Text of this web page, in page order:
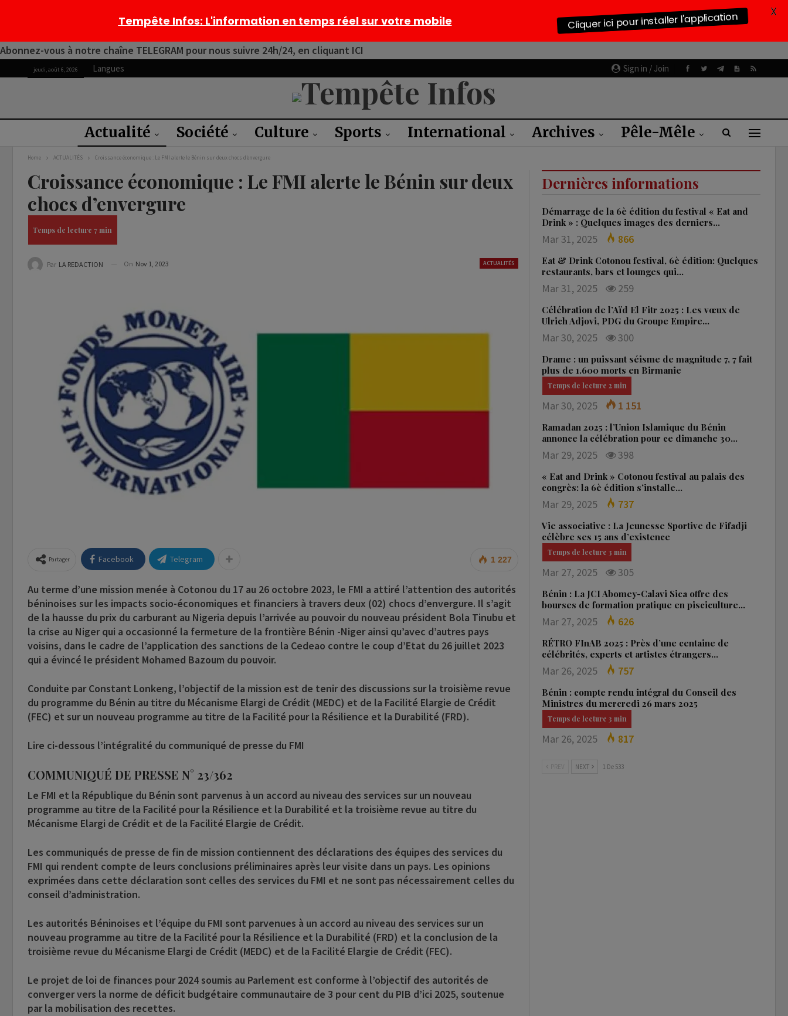
Abonnez-vous à notre chaîne TELEGRAM pour nous suivre 24h/24, en cliquant ICI
Sign in / Join
jeudi, août 6, 2026 Langues
Actualité Société Culture Sports International Archives Pêle-Mêle
Home ACTUALITÉS Croissance économique : Le FMI alerte le Bénin sur deux chocs d’envergure
Croissance économique : Le FMI alerte le Bénin sur deux
chocs d’envergure
ACTUALITÉS
Par LA REDACTION On Nov 1, 2023
1 227
Partager Facebook Telegram
Au terme d’une mission menée à Cotonou du 17 au 26 octobre 2023, le FMI a attiré l’attention des autorités
béninoises sur les impacts socio-économiques et financiers à travers deux (02) chocs d’envergure. Il s’agit
de la hausse du prix du carburant au Nigeria depuis l’arrivée au pouvoir du nouveau président Bola Tinubu et
la crise au Niger qui a occasionné la fermeture de la frontière Bénin -Niger ainsi qu’avec d’autres pays
voisins, dans le cadre de l’application des sanctions de la Cedeao contre le coup d’Etat du 26 juillet 2023
qui a évincé le président Mohamed Bazoum du pouvoir.
Conduite par Constant Lonkeng, l’objectif de la mission est de tenir des discussions sur la troisième revue
du programme du Bénin au titre du Mécanisme Elargi de Crédit (MEDC) et de la Facilité Elargie de Crédit
(FEC) et sur un nouveau programme au titre de la Facilité pour la Résilience et la Durabilité (FRD).
Lire ci-dessous l’intégralité du communiqué de presse du FMI
COMMUNIQUÉ DE PRESSE N° 23/362
Le FMI et la République du Bénin sont parvenus à un accord au niveau des services sur un nouveau
programme au titre de la Facilité pour la Résilience et la Durabilité et la troisième revue au titre du
Mécanisme Elargi de Crédit et de la Facilité Elargie de Crédit.
Les communiqués de presse de fin de mission contiennent des déclarations des équipes des services du
FMI qui rendent compte de leurs conclusions préliminaires après leur visite dans un pays. Les opinions
exprimées dans cette déclaration sont celles des services du FMI et ne sont pas nécessairement celles du
conseil d’administration.
Les autorités Béninoises et l’équipe du FMI sont parvenues à un accord au niveau des services sur un
nouveau programme au titre de la Facilité pour la Résilience et la Durabilité (FRD) et la conclusion de la
troisième revue du Mécanisme Elargi de Crédit (MEDC) et de la Facilité Elargie de Crédit (FEC).
Le projet de loi de finances pour 2024 soumis au Parlement est conforme à l’objectif des autorités de
converger vers la norme de déficit budgétaire communautaire de 3 pour cent du PIB d’ici 2025, soutenue
par la mobilisation des recettes.
Dernières informations
Démarrage de la 6è édition du festival « Eat and
Drink » : Quelques images des derniers…
Mar 31, 2025 866
Eat & Drink Cotonou festival, 6è édition: Quelques
restaurants, bars et lounges qui…
Mar 31, 2025 259
Célébration de l’Aïd El Fitr 2025 : Les vœux de
Ulrich Adjovi, PDG du Groupe Empire…
Mar 30, 2025 300
Drame : un puissant séisme de magnitude 7, 7 fait
plus de 1.600 morts en Birmanie
Mar 30, 2025 1 151
Ramadan 2025 : l’Union Islamique du Bénin
annonce la célébration pour ce dimanche 30…
Mar 29, 2025 398
« Eat and Drink » Cotonou festival au palais des
congrès: la 6è édition s’installe…
Mar 29, 2025 737
Vie associative : La Jeunesse Sportive de Fifadji
célèbre ses 15 ans d’existence
Mar 27, 2025 305
Bénin : La JCI Abomey-Calavi Sica offre des
bourses de formation pratique en pisciculture…
Mar 27, 2025 626
RÉTRO FInAB 2025 : Près d’une centaine de
célébrités, experts et artistes étrangers…
Mar 26, 2025 757
Bénin : compte rendu intégral du Conseil des
Ministres du mercredi 26 mars 2025
Mar 26, 2025 817
NEXT 1 De 533
Tempête Infos: L'information en temps réel sur votre mobile Cliquer ici pour installer l'application
X